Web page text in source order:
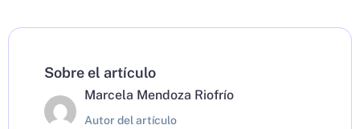
Sobre el artículo
Marcela Mendoza Riofrío
Autor del artículo